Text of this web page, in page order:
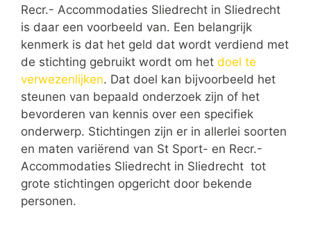
Recr.- Accommodaties Sliedrecht in Sliedrecht
is daar een voorbeeld van. Een belangrijk
kenmerk is dat het geld dat wordt verdiend met
de stichting gebruikt wordt om het doel te
verwezenlijken. Dat doel kan bijvoorbeeld het
steunen van bepaald onderzoek zijn of het
bevorderen van kennis over een specifiek
onderwerp. Stichtingen zijn er in allerlei soorten
en maten variërend van St Sport- en Recr.-
Accommodaties Sliedrecht in Sliedrecht tot
grote stichtingen opgericht door bekende
personen.